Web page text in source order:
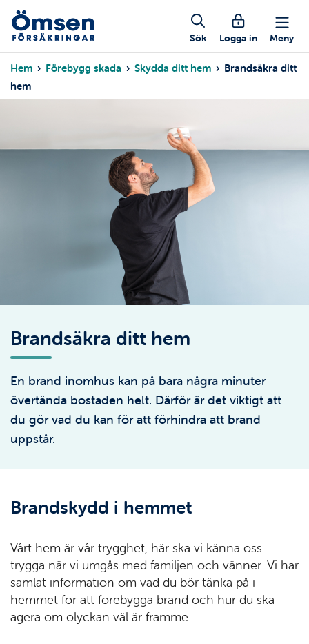
Hoppa
huvudinnehåll
Mobil
knappmeny
Sök Logga in Meny
Länkstig
Hem Förebygg skada Skydda ditt hem
Brandsäkra ditt
hem
Brandsäkra ditt hem
En brand inomhus kan på bara några minuter
övertända bostaden helt. Därför är det viktigt att
du gör vad du kan för att förhindra att brand
uppstår.
Brandskydd i hemmet
Vårt hem är vår trygghet, här ska vi känna oss
trygga när vi umgås med familjen och vänner. Vi har
samlat information om vad du bör tänka på i
hemmet för att förebygga brand och hur du ska
agera om olyckan väl är framme.